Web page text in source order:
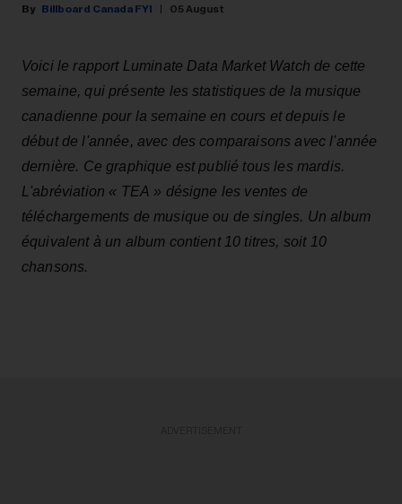
Billboard Canada FYI 05 August
Voici le rapport Luminate Data Market Watch de cette
semaine, qui présente les statistiques de la musique
canadienne pour la semaine en cours et depuis le
début de l'année, avec des comparaisons avec l'année
dernière. Ce graphique est publié tous les mardis.
L'abréviation « TEA » désigne les ventes de
téléchargements de musique ou de singles. Un album
équivalent à un album contient 10 titres, soit 10
chansons.